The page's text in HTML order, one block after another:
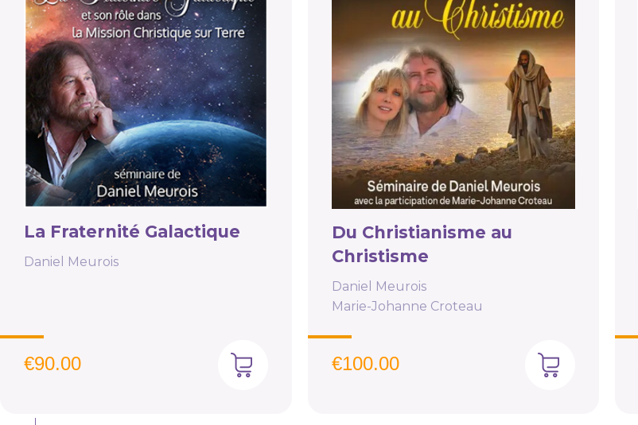
La Fraternité Galactique
Daniel Meurois
€90.00
Du Christianisme au
Christisme
Daniel Meurois
Marie-Johanne Croteau
€100.00